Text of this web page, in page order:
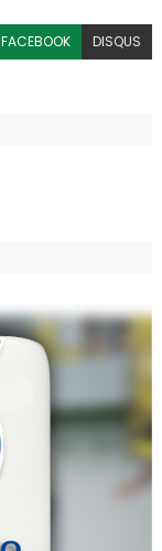
FACEBOOK DISQUS